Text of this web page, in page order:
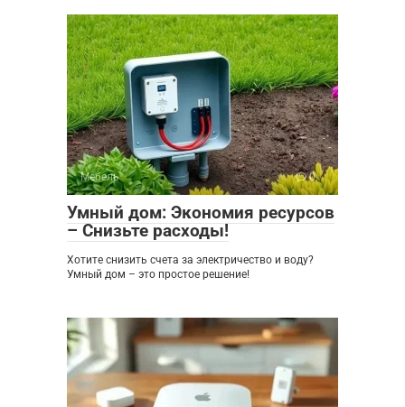
Мебель 0
Умный дом: Экономия ресурсов
– Снизьте расходы!
Хотите снизить счета за электричество и воду?
Умный дом – это простое решение!